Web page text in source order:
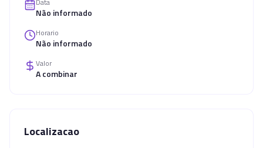
Não informado
Horario
Não informado
Valor
A combinar
Localizacao